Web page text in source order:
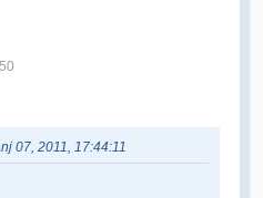
07, 2011, 17:44:11